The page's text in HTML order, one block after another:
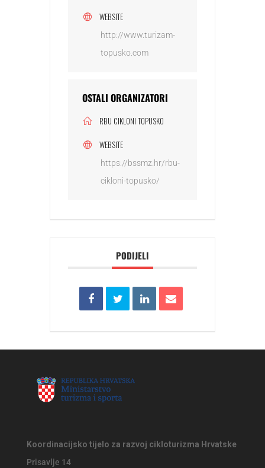
WEBSITE
http://www.turizam-
topusko.com
OSTALI ORGANIZATORI
RBU CIKLONI TOPUSKO
WEBSITE
https://bssmz.hr/rbu-
cikloni-topusko/
PODIJELI
Koordinacijsko tijelo za razvoj cikloturizma Hrvatske
Prisavlje 14